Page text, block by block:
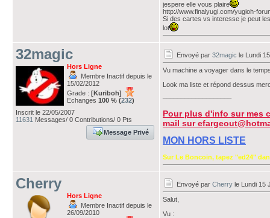
jespere elle vous plaire
http://www.finalyugi.com/yugioh-
Si des cartes vs interesse je peut
lot
32magic
Hors Ligne
Membre Inactif depuis le
15/02/2012
Grade : [Kuriboh]
Echanges 100 % (232)
Inscrit le 22/05/2007
11631 Messages/ 0 Contributions/ 0 Pts
Message Privé
Envoyé par 32magic le Lundi
Vu machine a voyager dans le
Look ma liste et répond dessus
Pour plus d'info sur mes
mail sur
MON HORS LISTE
Sur Le Boncoin, tapez "ed24"
Cherry
Hors Ligne
Membre Inactif depuis le
26/09/2010
Envoyé par Cherry le Lundi 15
Salut,
Vu :